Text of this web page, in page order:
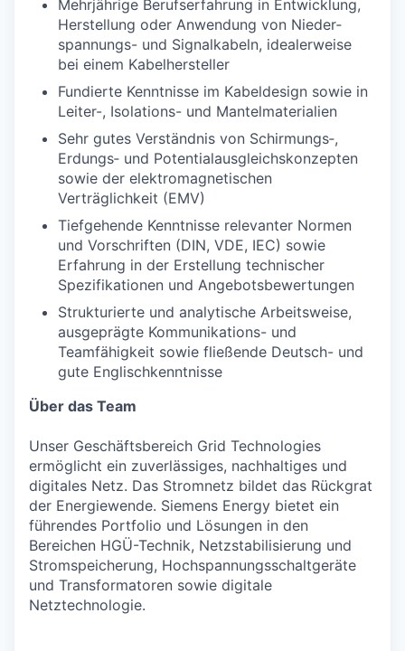
Mehrjährige Berufserfahrung in Entwicklung,
Herstellung oder Anwendung von Nieder­
spannungs- und Signalkabeln, idealerweise
bei einem Kabelhersteller
Fundierte Kenntnisse im Kabeldesign sowie in
Leiter-, Isolations- und Mantelmaterialien
Sehr gutes Verständnis von Schirmungs‑,
Erdungs‑ und Potentialausgleichskonzepten
sowie der elektromagnetischen
Verträglichkeit (EMV)
Tiefgehende Kenntnisse relevanter Normen
und Vorschriften (DIN, VDE, IEC) sowie
Erfahrung in der Erstellung technischer
Spezifikationen und Angebotsbewertungen
Strukturierte und analytische Arbeitsweise,
ausgeprägte Kommunikations- und
Teamfähigkeit sowie fließende Deutsch- und
gute Englischkenntnisse
Über das Team
Unser Geschäftsbereich Grid Technologies
ermöglicht ein zuverlässiges, nachhaltiges und
digitales Netz. Das Stromnetz bildet das Rückgrat
der Energiewende. Siemens Energy bietet ein
führendes Portfolio und Lösungen in den
Bereichen HGÜ-Technik, Netzstabilisierung und
Stromspeicherung, Hochspannungsschaltgeräte
und Transformatoren sowie digitale
Netztechnologie.